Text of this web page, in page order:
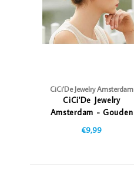
CiCi'De Jewelry Amsterdam
CiCi'De Jewelry
Amsterdam - Gouden
Simpele haarclip
€9,99